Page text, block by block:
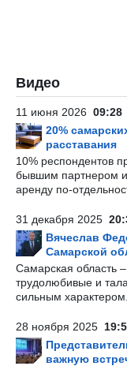
Видео
11 июня 2026 09:28
20%
расставания
10% респондентов
бывшим партнером
аренду по-
31 декабря 2025
Вячеслав
Самарской
Самарская область
трудолюбивые и
сильным характером.
28 ноября 2025
важную